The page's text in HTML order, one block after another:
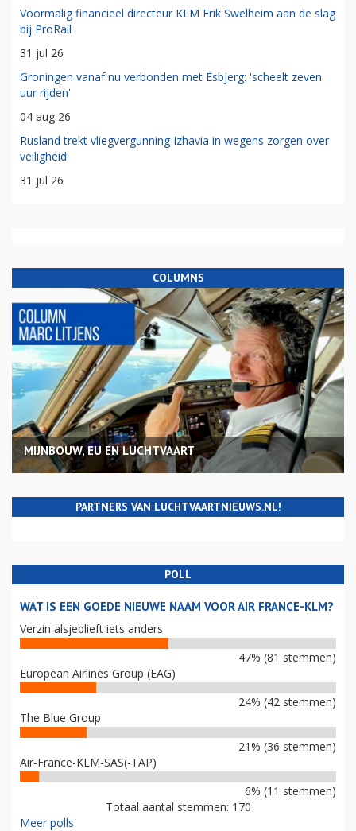
Voormalig financieel directeur KLM Erik Swelheim aan de slag
bij ProRail
31 jul 26
Groningen vanaf nu verbonden met Esbjerg: 'scheelt zeven
uur rijden'
04 aug 26
Rusland trekt vliegvergunning Izhavia in wegens zorgen over
veiligheid
31 jul 26
COLUMNS
MIJNBOUW, EU EN LUCHTVAART
PARTNERS VAN LUCHTVAARTNIEUWS.NL!
POLL
WAT IS EEN GOEDE NIEUWE NAAM VOOR AIR FRANCE-KLM?
Verzin alsjeblieft iets anders
47% (81 stemmen)
European Airlines Group (EAG)
24% (42 stemmen)
The Blue Group
21% (36 stemmen)
Air-France-KLM-SAS(-TAP)
6% (11 stemmen)
Totaal aantal stemmen: 170
Meer polls